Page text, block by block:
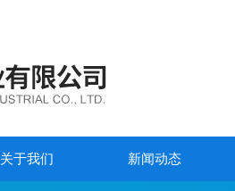
关于我们 新闻动态